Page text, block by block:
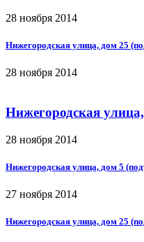
28 ноября 2014
Нижегородская улица, дом 25
28 ноября 2014
Нижегородская
28 ноября 2014
Нижегородская улица, дом 5
27 ноября 2014
Нижегородская улица, дом 25